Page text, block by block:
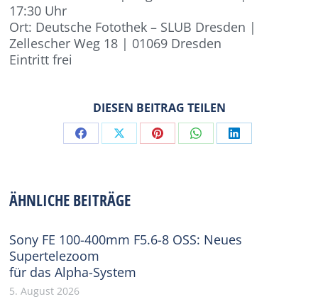
17:30 Uhr
Ort: Deutsche Fotothek – SLUB Dresden |
Zellescher Weg 18 | 01069 Dresden
Eintritt frei
DIESEN BEITRAG TEILEN
Share Share Share Share Share
ÄHNLICHE BEITRÄGE
Sony FE 100-400mm F5.6-8 OSS: Neues
Supertelezoom
für das Alpha-System
5. August 2026